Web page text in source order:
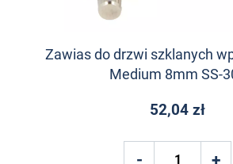
Zawias do drzwi szklanych
Medium 8mm SS-
52,04 zł